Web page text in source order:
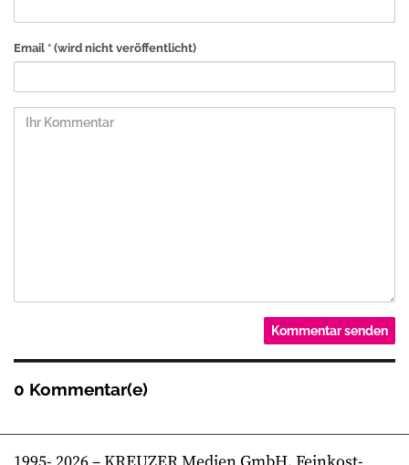
Email * (wird nicht veröffentlicht)
0 Kommentar(e)